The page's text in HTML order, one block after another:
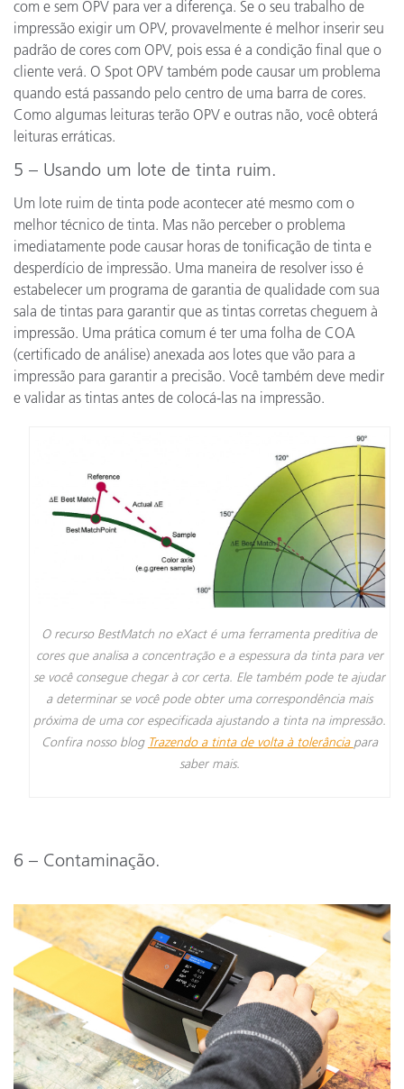
com e sem OPV para ver a diferença. Se o seu trabalho de
impressão exigir um OPV, provavelmente é melhor inserir seu
padrão de cores com OPV, pois essa é a condição final que o
cliente verá. O Spot OPV também pode causar um problema
quando está passando pelo centro de uma barra de cores.
Como algumas leituras terão OPV e outras não, você obterá
leituras erráticas.
5 – Usando um lote de tinta ruim.
Um lote ruim de tinta pode acontecer até mesmo com o
melhor técnico de tinta. Mas não perceber o problema
imediatamente pode causar horas de tonificação de tinta e
desperdício de impressão. Uma maneira de resolver isso é
estabelecer um programa de garantia de qualidade com sua
sala de tintas para garantir que as tintas corretas cheguem à
impressão. Uma prática comum é ter uma folha de COA
(certificado de análise) anexada aos lotes que vão para a
impressão para garantir a precisão. Você também deve medir
e validar as tintas antes de colocá-las na impressão.
O recurso BestMatch no eXact é uma ferramenta preditiva de
cores que analisa a concentração e a espessura da tinta para ver
se você consegue chegar à cor certa. Ele também pode te ajudar
a determinar se você pode obter uma correspondência mais
próxima de uma cor especificada ajustando a tinta na impressão.
Confira nosso blog Trazendo a tinta de volta à tolerância para
saber mais.
6 – Contaminação.